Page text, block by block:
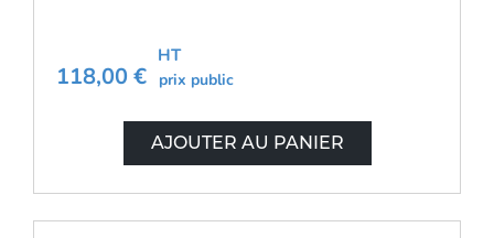
118,00 €
HT
prix public
AJOUTER AU PANIER